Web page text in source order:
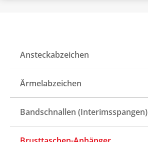
Ansteckabzeichen
Ärmelabzeichen
Bandschnallen (Interimsspangen)